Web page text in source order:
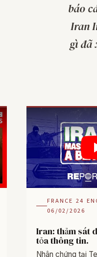
báo
Iran
gì đã
FRANCE 24
06/02/2026
Iran: thảm sát
tỏa thông tin.
Nhân chứng tại